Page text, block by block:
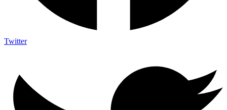
Twitter